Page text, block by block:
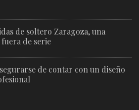
de soltero Zaragoza, una
fuera de serie
de contar con un diseño